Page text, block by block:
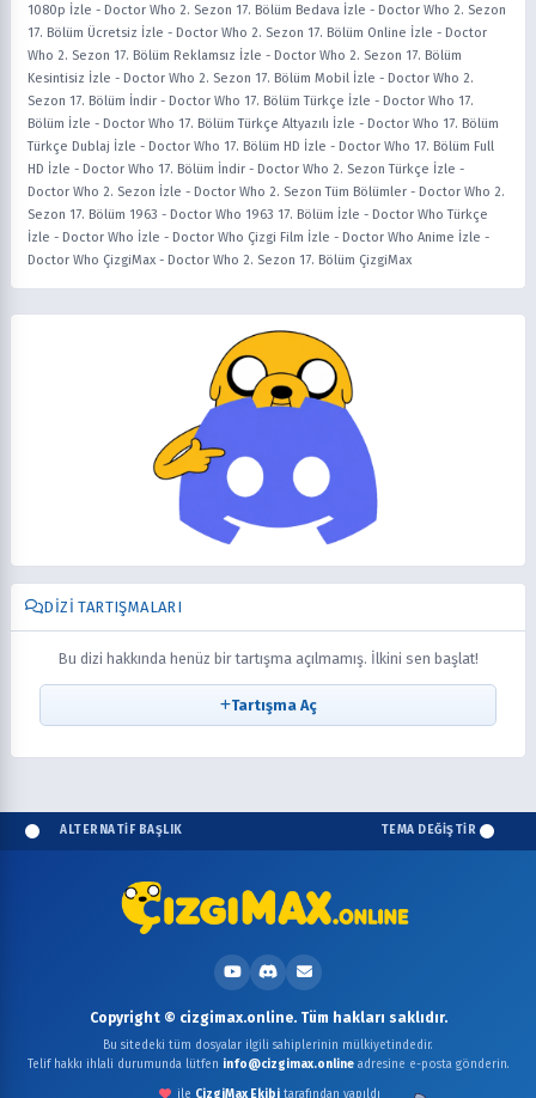
1080p İzle - Doctor Who 2. Sezon 17. Bölüm Bedava İzle - Doctor Who 2. Sezon
17. Bölüm Ücretsiz İzle - Doctor Who 2. Sezon 17. Bölüm Online İzle - Doctor
Who 2. Sezon 17. Bölüm Reklamsız İzle - Doctor Who 2. Sezon 17. Bölüm
Kesintisiz İzle - Doctor Who 2. Sezon 17. Bölüm Mobil İzle - Doctor Who 2.
Sezon 17. Bölüm İndir - Doctor Who 17. Bölüm Türkçe İzle - Doctor Who 17.
Bölüm İzle - Doctor Who 17. Bölüm Türkçe Altyazılı İzle - Doctor Who 17. Bölüm
Türkçe Dublaj İzle - Doctor Who 17. Bölüm HD İzle - Doctor Who 17. Bölüm Full
HD İzle - Doctor Who 17. Bölüm İndir - Doctor Who 2. Sezon Türkçe İzle -
Doctor Who 2. Sezon İzle - Doctor Who 2. Sezon Tüm Bölümler - Doctor Who 2.
Sezon 17. Bölüm 1963 - Doctor Who 1963 17. Bölüm İzle - Doctor Who Türkçe
İzle - Doctor Who İzle - Doctor Who Çizgi Film İzle - Doctor Who Anime İzle -
Doctor Who ÇizgiMax - Doctor Who 2. Sezon 17. Bölüm ÇizgiMax
DIZI TARTIŞMALARI
Bu dizi hakkında henüz bir tartışma açılmamış. İlkini sen başlat!
Tartışma Aç
ALTERNATİF BAŞLIK TEMA DEĞİŞTİR
Copyright © cizgimax.online. Tüm hakları saklıdır.
Bu sitedeki tüm dosyalar ilgili sahiplerinin mülkiyetindedir.
Telif hakkı ihlali durumunda lütfen info@cizgimax.onlineadresine e-posta gönderin.
ile ÇizgiMax Ekibitarafından yapıldı